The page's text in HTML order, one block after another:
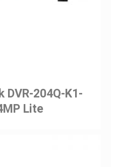
DVR-204Q-K1-
Lite